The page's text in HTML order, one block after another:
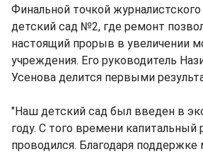
Финальной точкой
детский сад №2, где ремонт
настоящий прорыв в увеличении
учреждения. Его руководитель
Усенова делится первыми
"Наш детский сад был введен в
году. С того времени капитальный
проводился. Благодаря поддержке